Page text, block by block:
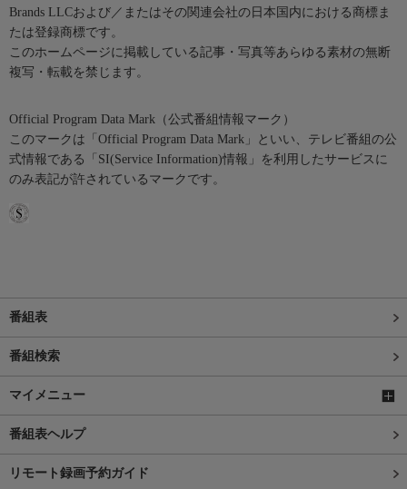
Brands LLCおよび／またはその関連会社の日本国内における商標ま
たは登録商標です。
このホームページに掲載している記事・写真等あらゆる素材の無断
複写・転載を禁じます。
Official Program Data Mark（公式番組情報マーク）
このマークは「Official Program Data Mark」といい、テレビ番組の公
式情報である「SI(Service Information)情報」を利用したサービスに
のみ表記が許されているマークです。
番組表
番組検索
マイメニュー
番組表ヘルプ
リモート録画予約ガイド